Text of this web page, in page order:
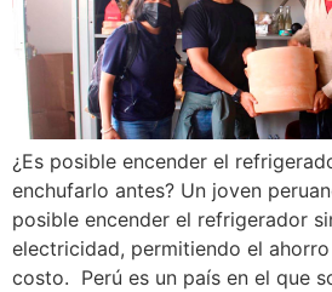
¿Es posible encender el
enchufarlo antes? Un joven
posible encender el refrigerador
electricidad, permitiendo el
costo. Perú es un país en el que